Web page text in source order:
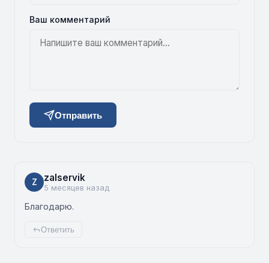
Ваш комментарий
Отправить
Z zalservik
5 месяцев назад
Благодарю.
Ответить